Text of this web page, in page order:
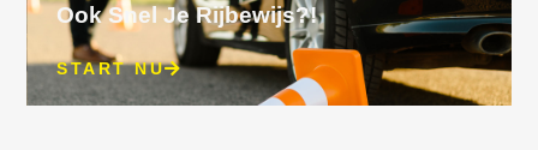
Ook Snel Je Rijbewijs?!
START NU